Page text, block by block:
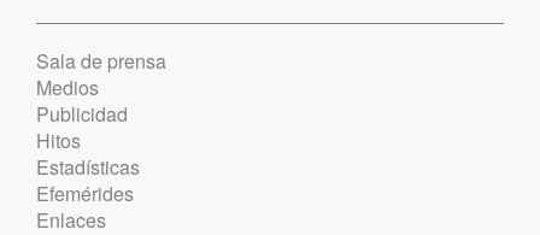
Sala de prensa
Medios
Publicidad
Hitos
Estadísticas
Efemérides
Enlaces